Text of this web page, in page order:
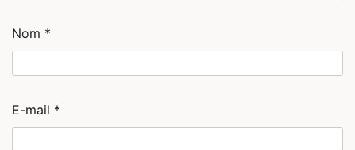
Nom *
E-mail *